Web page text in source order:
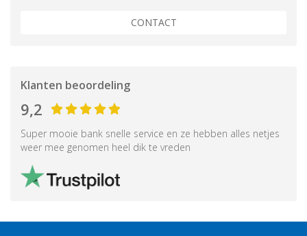
CONTACT
Klanten beoordeling
9,2
Super mooie bank snelle service en ze hebben alles netjes
weer mee genomen heel dik te vreden